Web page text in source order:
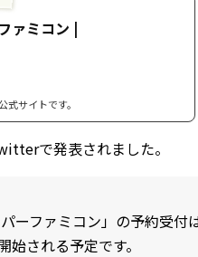
ァミコン |
式サイトです。
で発表されました。
ーファミコン」の予約受付
される予定です。